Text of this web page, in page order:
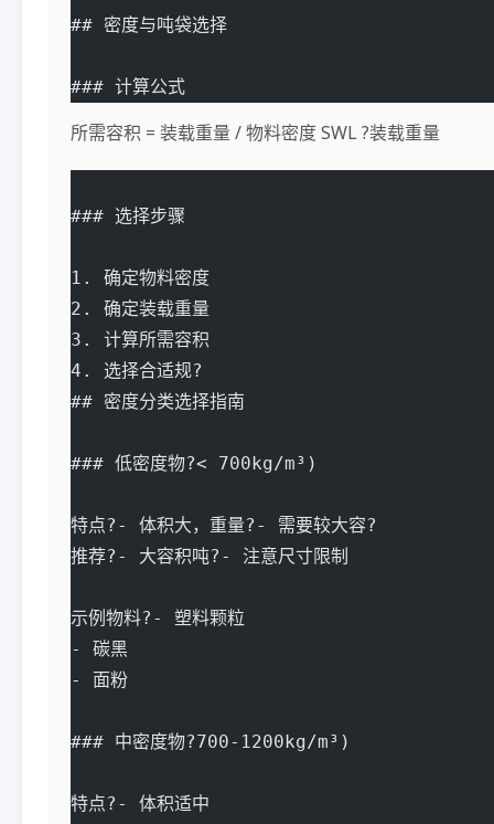
## 密度与吨袋选择
### 计算公式
所需容积 = 装载重量 / 物料密度 SWL ?装载重量
### 选择步骤
1. 确定物料密度
2. 确定装载重量
3. 计算所需容积
4. 选择合适规?
## 密度分类选择指南
### 低密度物?< 700kg/m³)
特点?- 体积大，重量?- 需要较大容?
推荐?- 大容积吨?- 注意尺寸限制
示例物料?- 塑料颗粒
- 碳黑
- 面粉
### 中密度物?700-1200kg/m³)
特点?- 体积适中